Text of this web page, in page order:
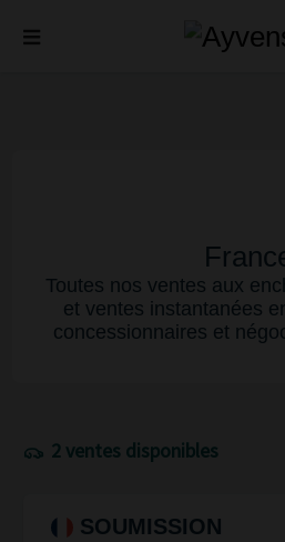
Toutes nos ventes aux
et ventes instantanées
concessionnaires et
2 ventes disponibles
SOUMISSION